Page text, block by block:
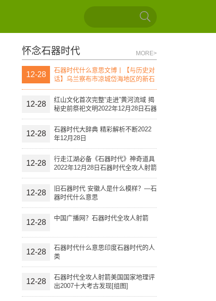
怀念石器时代 MORE>
12-28
石器时代什么意思文博丨【与历史对
话】乌兰察布市凉城岱海地区的新石
器时代文化遗址（上）
12-28
红山文化首次完整“走进”黄河流域 揭
秘史前祭祀文明2022年12月28日石器
时代全攻人射箭
12-28
石器时代大辞典 精彩解析不断2022
年12月28日
12-28
行走江湖必备《石器时代》神奇道具
2022年12月28日石器时代全攻人射箭
12-28
旧石器时代 安徽人是什么模样？—石
器时代什么意思
12-28
中国广播网？石器时代全攻人射箭
12-28
石器时代什么意思印度石器时代的人
类
12-28
石器时代全攻人射箭美国国家地理评
出2007十大考古发现[组图]